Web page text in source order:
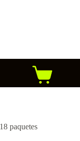
Carro
de
paquetes